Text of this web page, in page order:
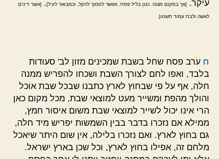
עיקר. [אך במקום מצוה, כגון בליל פסח, אפשר לסמוך להקל, וכמבואר לעיל]. [אוצר דינים
לאשה ולבת עמוד תשטו]
ח ערב פסח שחל בשבת שמכינים מזון לב' סעודות
בלבד, ואפו לחם לצורך השבת ושכחו להפריש ממנה
חלה, אף על פי שבחוץ לארץ כתבנו שבכל שבת אוכל
והולך מהפת ומשייר מעט למוצאי שבת, מכל מקום כאן
הרי אינו יכול לשייר למוצאי שבת משום איסור חמץ,
ממילא אם נזכרו בדבר בבין השמשות יפריש מיד חלה,
גם בחוץ לארץ. ואם נזכרו בלילה, אין שום היתר שיאכל
מלחם זה, אפילו בחוץ לארץ, וכל שכן בארץ ישראל.